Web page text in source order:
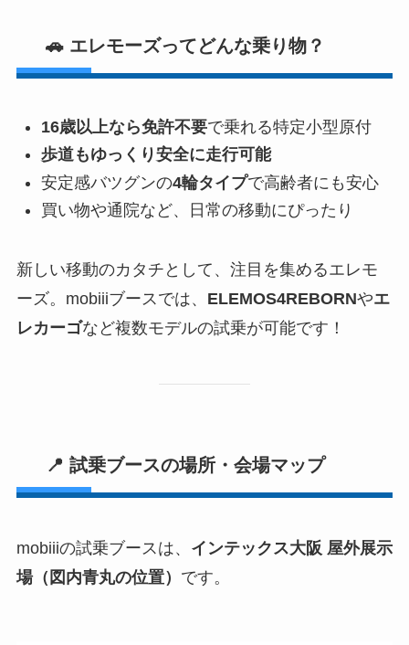
🚗 エレモーズってどんな乗り物？
16歳以上なら免許不要で乗れる特定小型原付
歩道もゆっくり安全に走行可能
安定感バツグンの4輪タイプで高齢者にも安心
買い物や通院など、日常の移動にぴったり
新しい移動のカタチとして、注目を集めるエレモ
ーズ。mobiiiブースでは、 ELEMOS4REBORNやエ
レカーゴなど複数モデルの試乗が可能です！
📍 試乗ブースの場所・会場マップ
mobiiiの試乗ブースは、 インテックス大阪 屋外展示
場（図内青丸の位置） です。